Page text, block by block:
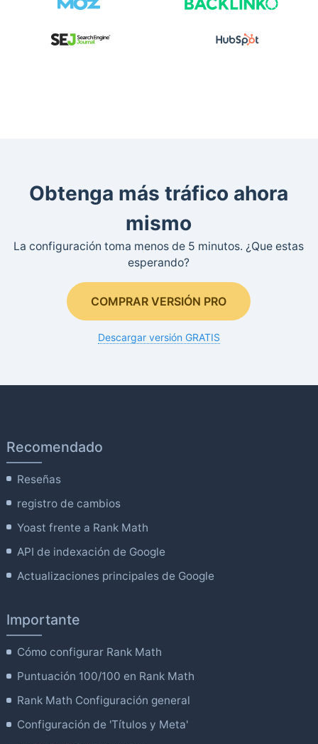
Obtenga más tráfico ahora
mismo
La configuración toma menos de 5 minutos. ¿Que estas
esperando?
COMPRAR VERSIÓN PRO
Descargar versión GRATIS
Recomendado
Reseñas
registro de cambios
Yoast frente a Rank Math
API de indexación de Google
Actualizaciones principales de Google
Importante
Cómo configurar Rank Math
Puntuación 100/100 en Rank Math
Rank Math Configuración general
Configuración de 'Títulos y Meta'